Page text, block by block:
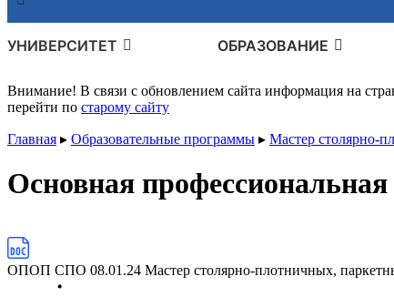
УНИВЕРСИТЕТ ОБРАЗОВАНИЕ
Внимание! В связи с обновлением сайта информация на
перейти по старому сайту
Главная ▸ Образовательные программы ▸ Мастер столярно-
Основная
ОПОП СПО 08.01.24 Мастер столярно-плотничных,